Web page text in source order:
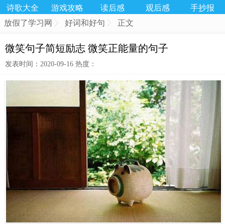
诗歌大全
游戏攻略 读后感 观后感
手抄报
放假了学习网
好词和好句 正文
微笑句子简短励志 微笑正能量的句子
发表时间：2020-09-16 热度：